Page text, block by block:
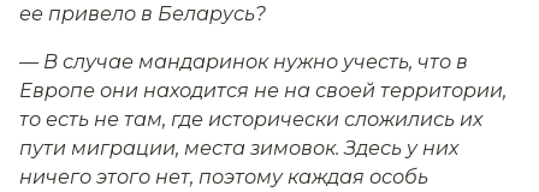
ее привело в Беларусь?
— В случае мандаринок нужно учесть, что в
Европе они находится не на своей территории,
то есть не там, где исторически сложились их
пути миграции, места зимовок. Здесь у них
ничего этого нет, поэтому каждая особь